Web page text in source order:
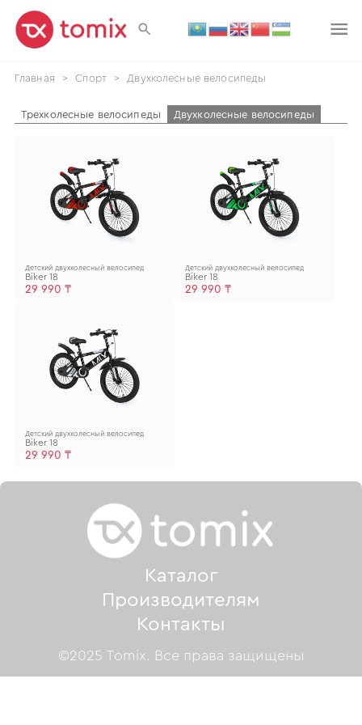
Главная > Спорт > Двухколесные велосипеды
Трехколесные велосипеды Двухколесные велосипеды
Детский двухколесный велосипед
Biker 18
29 990 ₸
Детский двухколесный велосипед
Biker 18
29 990 ₸
Детский двухколесный велосипед
Biker 18
29 990 ₸
Каталог
Производителям
Контакты
©2025 Tomix. Все права защищены